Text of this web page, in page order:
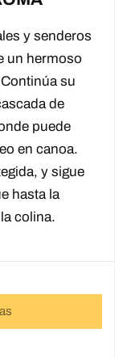
y senderos
un hermoso
su
de
puede
en canoa.
y sigue
hasta la
colina.